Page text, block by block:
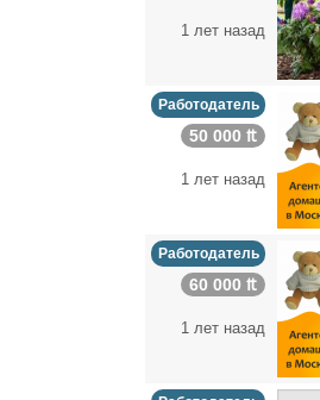
1 лет назад
Работодатель
50 000 ₶
1 лет назад
Работодатель
60 000 ₶
1 лет назад